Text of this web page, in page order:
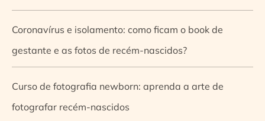
Coronavírus e isolamento: como ficam o book de
gestante e as fotos de recém-nascidos?
Curso de fotografia newborn: aprenda a arte de
fotografar recém-nascidos